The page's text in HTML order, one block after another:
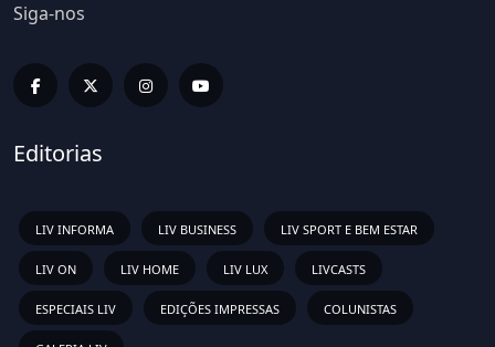
Siga-nos
Editorias
LIV INFORMA LIV BUSINESS LIV SPORT E BEM ESTAR
LIV ON LIV HOME LIV LUX LIVCASTS
ESPECIAIS LIV EDIÇÕES IMPRESSAS COLUNISTAS